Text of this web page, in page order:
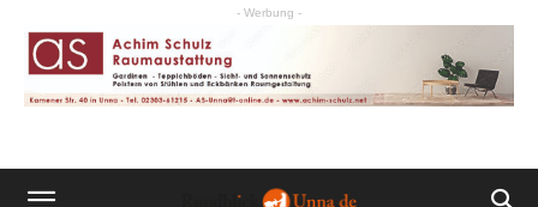
- Werbung -